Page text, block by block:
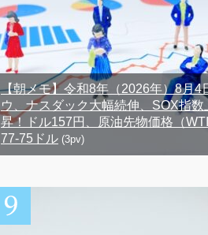
【朝メモ】令和8年（2026年）8月4
ウ、ナスダック大幅続伸、SOX指数
昇！ドル157円、原油先物価格（WTI
77-75ドル (3pv)